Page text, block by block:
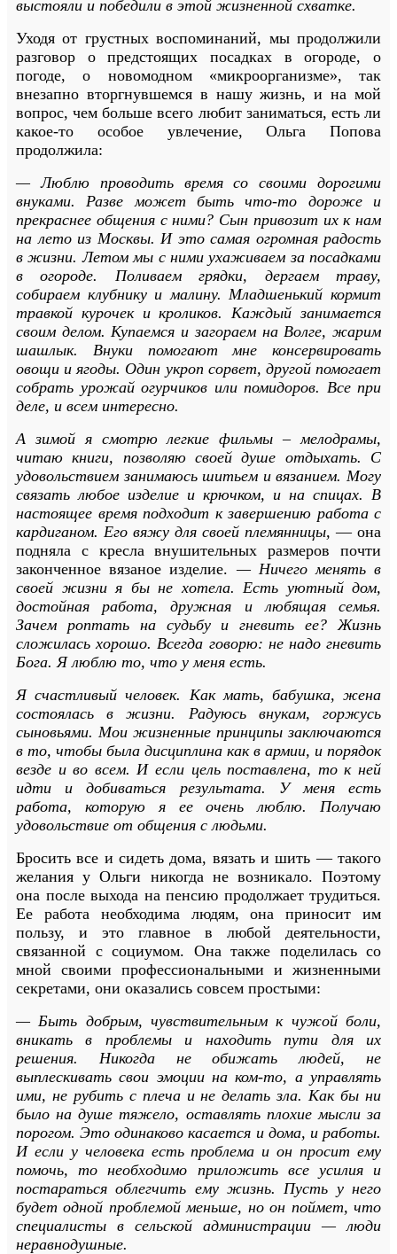
выстояли и победили в этой жизненной схватке.
Уходя от грустных воспоминаний, мы продолжили
разговор о предстоящих посадках в огороде, о
погоде, о новомодном «микроорганизме», так
внезапно вторгнувшемся в нашу жизнь, и на мой
вопрос, чем больше всего любит заниматься, есть ли
какое-то особое увлечение, Ольга Попова
продолжила:
— Люблю проводить время со своими дорогими
внуками. Разве может быть что-то дороже и
прекраснее общения с ними? Сын привозит их к нам
на лето из Москвы. И это самая огромная радость
в жизни. Летом мы с ними ухаживаем за посадками
в огороде. Поливаем грядки, дергаем траву,
собираем клубнику и малину. Младшенький кормит
травкой курочек и кроликов. Каждый занимается
своим делом. Купаемся и загораем на Волге, жарим
шашлык. Внуки помогают мне консервировать
овощи и ягоды. Один укроп сорвет, другой помогает
собрать урожай огурчиков или помидоров. Все при
деле, и всем интересно.
А зимой я смотрю легкие фильмы – мелодрамы,
читаю книги, позволяю своей душе отдыхать. С
удовольствием занимаюсь шитьем и вязанием. Могу
связать любое изделие и крючком, и на спицах. В
настоящее время подходит к завершению работа с
кардиганом. Его вяжу для своей племянницы, — она
подняла с кресла внушительных размеров почти
законченное вязаное изделие.— Ничего менять в
своей жизни я бы не хотела. Есть уютный дом,
достойная работа, дружная и любящая семья.
Зачем роптать на судьбу и гневить ее? Жизнь
сложилась хорошо. Всегда говорю: не надо гневить
Бога. Я люблю то, что у меня есть.
Я счастливый человек. Как мать, бабушка, жена
состоялась в жизни. Радуюсь внукам, горжусь
сыновьями. Мои жизненные принципы заключаются
в то, чтобы была дисциплина как в армии, и порядок
везде и во всем. И если цель поставлена, то к ней
идти и добиваться результата. У меня есть
работа, которую я ее очень люблю. Получаю
удовольствие от общения с людьми.
Бросить все и сидеть дома, вязать и шить — такого
желания у Ольги никогда не возникало. Поэтому
она после выхода на пенсию продолжает трудиться.
Ее работа необходима людям, она приносит им
пользу, и это главное в любой деятельности,
связанной с социумом. Она также поделилась со
мной своими профессиональными и жизненными
секретами, они оказались совсем простыми:
— Быть добрым, чувствительным к чужой боли,
вникать в проблемы и находить пути для их
решения. Никогда не обижать людей, не
выплескивать свои эмоции на ком-то, а управлять
ими, не рубить с плеча и не делать зла. Как бы ни
было на душе тяжело, оставлять плохие мысли за
порогом. Это одинаково касается и дома, и работы.
И если у человека есть проблема и он просит ему
помочь, то необходимо приложить все усилия и
постараться облегчить ему жизнь. Пусть у него
будет одной проблемой меньше, но он поймет, что
специалисты в сельской администрации — люди
неравнодушные.